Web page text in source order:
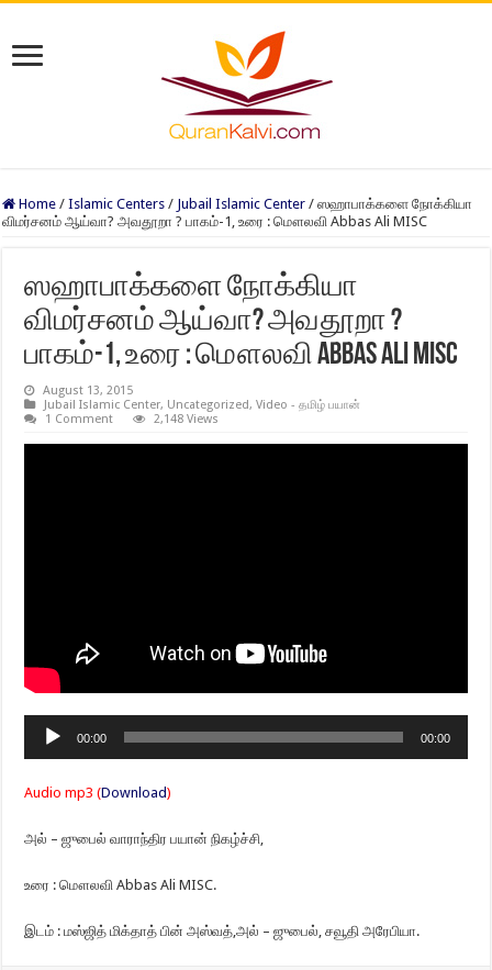
Home / Islamic Centers / Jubail Islamic Center / ஸஹாபாக்களை நோக்கியா
விமர்சனம் ஆய்வா? அவதூறா ? பாகம்-1, உரை : மௌலவி Abbas Ali MISC
ஸஹாபாக்களை நோக்கியா
விமர்சனம் ஆய்வா? அவதூறா ?
பாகம்-1, உரை : மௌலவி Abbas Ali MISC
August 13, 2015
Jubail Islamic Center, Uncategorized,Video - தமிழ் பயான்
1 Comment
2,148 Views
Audio
Player
00:00 00:00
Audio mp3 (Download)
அல் – ஜுபைல் வாராந்திர பயான் நிகழ்ச்சி,
உரை : மௌலவி Abbas Ali MISC.
இடம் : மஸ்ஜித் மிக்தாத் பின் அஸ்வத்,அல் – ஜுபைல், சவூதி அரேபியா.